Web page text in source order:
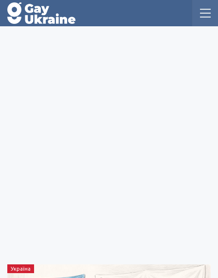
Україна